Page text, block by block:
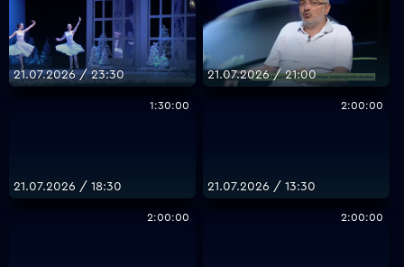
21.07.2026 / 23:30 21.07.2026 / 21:00
1:30:00
21.07.2026 / 18:30
2:00:00
21.07.2026 / 13:30
2:00:00 2:00:00